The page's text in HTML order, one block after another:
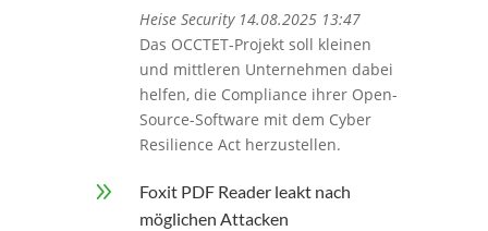
Heise Security 14.08.2025 13:47
Das OCCTET-Projekt soll kleinen
und mittleren Unternehmen dabei
helfen, die Compliance ihrer Open-
Source-Software mit dem Cyber
Resilience Act herzustellen.
9
Foxit PDF Reader leakt nach
möglichen Attacken